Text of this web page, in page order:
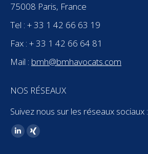
75008 Paris, France
Tel : + 33 1 42 66 63 19
Fax : + 33 1 42 66 64 81
Mail : bmh@bmhavocats.com
NOS RÉSEAUX
Suivez nous sur les réseaux sociaux :
Trouvez nous sur :
LinkedIn
XING